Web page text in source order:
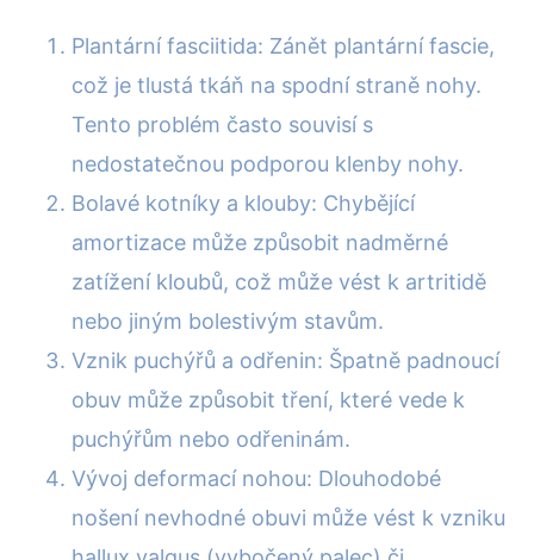
Plantární fasciitida: Zánět plantární fascie,
což je tlustá tkáň na spodní straně nohy.
Tento problém často souvisí s
nedostatečnou podporou klenby nohy.
Bolavé kotníky a klouby: Chybějící
amortizace může způsobit nadměrné
zatížení kloubů, což může vést k artritidě
nebo jiným bolestivým stavům.
Vznik puchýřů a odřenin: Špatně padnoucí
obuv může způsobit tření, které vede k
puchýřům nebo odřeninám.
Vývoj deformací nohou: Dlouhodobé
nošení nevhodné obuvi může vést k vzniku